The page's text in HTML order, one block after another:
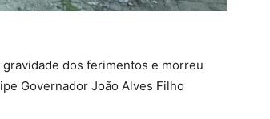
dos ferimentos e morreu
Governador João Alves Filho